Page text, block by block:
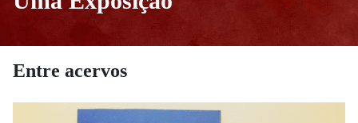
Entre acervos